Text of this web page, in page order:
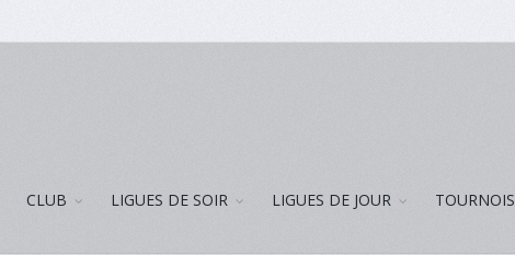
CLUB LIGUES DE SOIR LIGUES DE JOUR TOURNOIS